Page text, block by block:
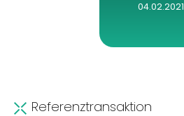
Referenztransaktion
04.02.2021